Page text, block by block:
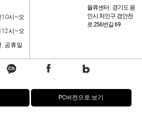
10시~오
12시~오
공휴일
물류센터 : 경기도 용
인시 처인구 경안천
로 256번길 69
PC버전으로 보기